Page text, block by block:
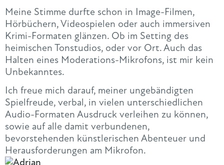
Meine Stimme durfte schon in Image-Filmen,
Hörbüchern, Videospielen oder auch immersiven
Krimi-Formaten glänzen. Ob im Setting des
heimischen Tonstudios, oder vor Ort. Auch das
Halten eines Moderations-Mikrofons, ist mir kein
Unbekanntes.
Ich freue mich darauf, meiner ungebändigten
Spielfreude, verbal, in vielen unterschiedlichen
Audio-Formaten Ausdruck verleihen zu können,
sowie auf alle damit verbundenen,
bevorstehenden künstlerischen Abenteuer und
Herausforderungen am Mikrofon.